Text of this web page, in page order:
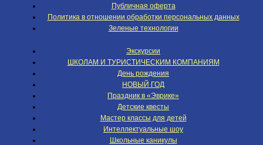
Публичная оферта
Политика в отношении обработки персональных данных
Зеленые технологии
Экскурсии
ШКОЛАМ И ТУРИСТИЧЕСКИМ КОМПАНИЯМ
День рождения
НОВЫЙ ГОД
Праздник в «Эврике»
Детские квесты
Мастер классы для детей
Интеллектуальные шоу
Школьные каникулы